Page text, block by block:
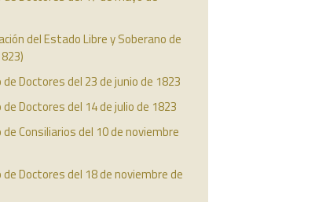
del Estado Libre y Soberano de
Doctores del 23 de junio de 1823
Doctores del 14 de julio de 1823
Consiliarios del 10 de noviembre
Doctores del 18 de noviembre de